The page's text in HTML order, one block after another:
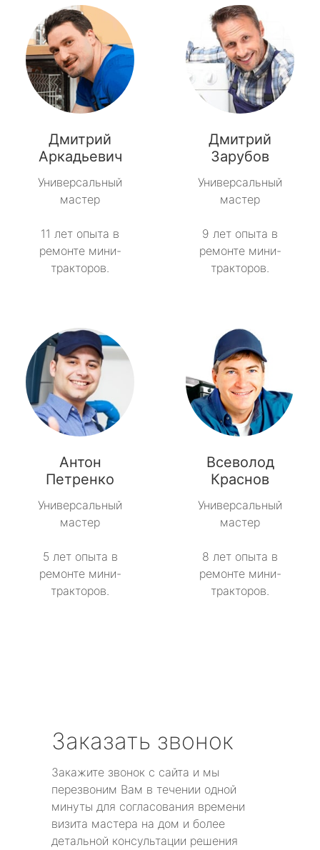
Дмитрий
Аркадьевич
Универсальный
мастер
11 лет опыта в
ремонте мини-
тракторов.
Дмитрий
Зарубов
Универсальный
мастер
9 лет опыта в
ремонте мини-
тракторов.
Антон
Петренко
Универсальный
мастер
5 лет опыта в
ремонте мини-
тракторов.
Всеволод
Краснов
Универсальный
мастер
8 лет опыта в
ремонте мини-
тракторов.
Заказать звонок
Закажите звонок с сайта и мы
перезвоним Вам в течении одной
минуты для согласования времени
визита мастера на дом и более
детальной консультации решения